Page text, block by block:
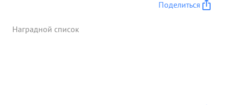
Поделиться
Наградной список